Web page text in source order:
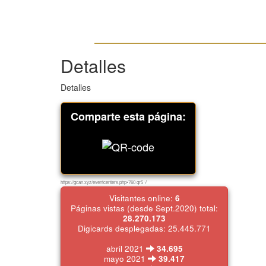
Detalles
Detalles
Comparte esta página:
https://gcan.xyz/eventcenters.php•760 qr5 √
Visitantes online: 6
Páginas vistas (desde Sept.2020) total:
28.270.173
Digicards desplegadas: 25.445.771
abril 2021
34.695
mayo 2021
39.417